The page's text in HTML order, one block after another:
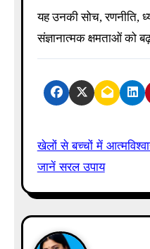
यह उनकी सोच, रणनीति,
संज्ञानात्मक क्षमताओं को
P
o
s
t
खेलों से बच्चों में
जानें सरल उपाय